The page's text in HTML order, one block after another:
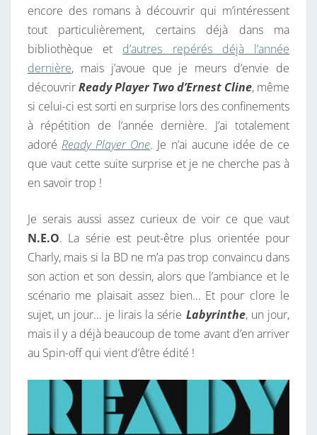
encore des romans à découvrir qui m’intéressent
tout particulièrement, certains déjà dans ma
bibliothèque et d’autres repérés déjà l’année
dernière, mais j’avoue que je meurs d’envie de
découvrirReady Player Two d’Ernest Cline, même
si celui-ci est sorti en surprise lors des confinements
à répétition de l’année dernière. J’ai totalement
adoréReady Player One. Je n’ai aucune idée de ce
que vaut cette suite surprise et je ne cherche pas à
en savoir trop !
Je serais aussi assez curieux de voir ce que vaut
N.E.O. La série est peut-être plus orientée pour
Charly, mais si la BD ne m’a pas trop convaincu dans
son action et son dessin, alors que l’ambiance et le
scénario me plaisait assez bien… Et pour clore le
sujet, un jour… je lirais la série Labyrinthe, un jour,
mais il y a déjà beaucoup de tome avant d’en arriver
au Spin-off qui vient d’être édité !